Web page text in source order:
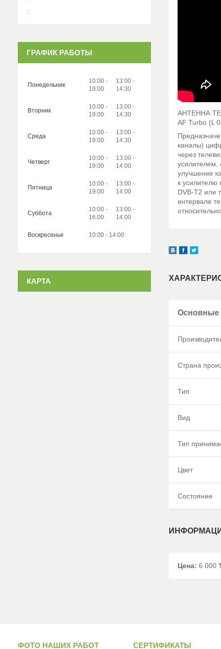
АНТЕННА
AF Turbo (L
каналы)
через
усилителем,
улучшение
к усилителю
DVB-T2 или
интервале
Основные
Страна
Тип
Вид
Тип
Цвет
Состояние
Цена: 6 000
ГРАФИК РАБОТЫ
Понедельник
10:00
19:00
13:00
14:30
Вторник
10:00
19:00
13:00
14:30
Среда
10:00
19:00
13:00
14:30
Четверг
10:00
19:00
13:00
14:00
Пятница
10:00
19:00
13:00
14:00
Суббота
10:00
16:00
13:00
14:00
Воскресенье 10:00 14:00
КАРТА
ФОТО НАШИХ РАБОТ СЕРТИФИКАТЫ